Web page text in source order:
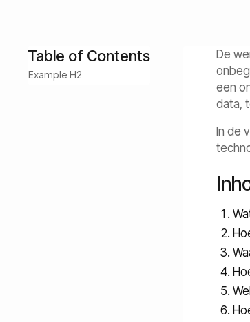
Table of Contents
Example H2
De
een
data,
In de